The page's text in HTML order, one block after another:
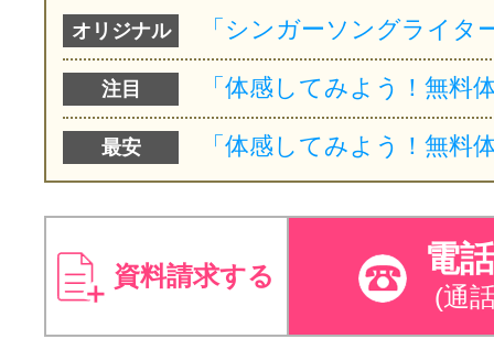
オリジナル
注目
最安
資料請求する 電
(通